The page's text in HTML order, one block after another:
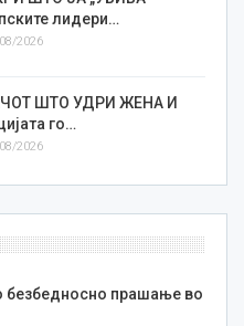
лидери…
2026
ШТО УДРИ ЖЕНА И
го…
2026
безбедносно прашање во